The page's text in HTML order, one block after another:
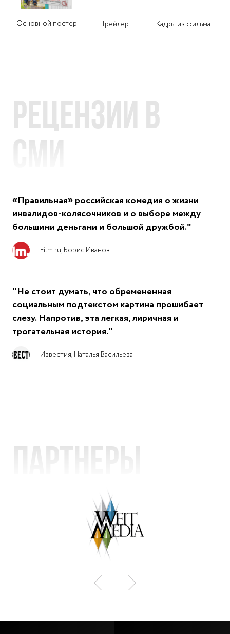
Основной постер Трейлер Кадры из фильма
Рецензии в
СМИ
«Правильная» российская комедия о жизни
инвалидов-колясочников и о выборе между
большими деньгами и большой дружбой."
Film.ru, Борис Иванов
"Не стоит думать, что обремененная
социальным подтекстом картина прошибает
слезу. Напротив, эта легкая, лиричная и
трогательная история."
Известия, Наталья Васильева
Партнеры